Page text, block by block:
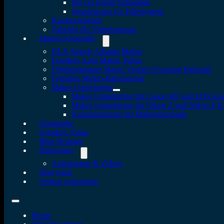
Pro GoTough Schrauben
Wonderpana Go Filtersystem
Kamerazubehör
Zubehör für Videokameras
Makro-Fotografie
DLX Stretch Adapter Makro
Fotodiox Auto Makro Tubus
Objektivadapter Macro Vizelex Focusing Helicoid
Fotodiox Makro-Balgengerät
Makro Umkehrring
Makro Umkehrring für Canon RF und EOS
Makro Umkehrring für Nikon Z und Nikon F
Kupplungsringe für Makrofotografie
Fundgrube
Fotodiox Video
Blog Beiträge
Hilfeseiten
Anleitungen & Videos
Über mich
Vertrag widerrufen
Home